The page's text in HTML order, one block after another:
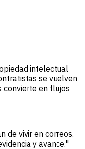
intelectual
se vuelven
convierte en flujos
de vivir en correos.
y avance."